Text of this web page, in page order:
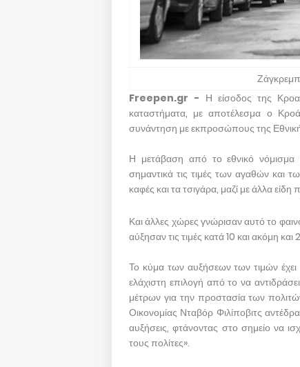
Freepen.gr - Η είσοδος της
καταστήματα, με αποτέλεσμα ο
συνάντηση με εκπροσώπους της
Η μετάβαση από το εθνικό
σημαντικά τις τιμές των αγαθών και
καφές και τα τσιγάρα, μαζί με άλλα
Και άλλες χώρες γνώρισαν αυτό το
αύξησαν τις τιμές κατά 10 και ακόμη και
Το κύμα των αυξήσεων των τιμών
ελάχιστη επιλογή από το να
μέτρων για την προστασία των
Οικονομίας Νταβόρ Φιλίποβιτς
αυξήσεις, φτάνοντας στο σημείο να
τους πολίτες».